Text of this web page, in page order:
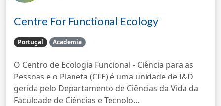
Centre For Functional Ecology
Portugal Academia
O Centro de Ecologia Funcional - Ciência para as
Pessoas e o Planeta (CFE) é uma unidade de I&D
gerida pelo Departamento de Ciências da Vida da
Faculdade de Ciências e Tecnolo…